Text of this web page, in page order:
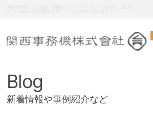
Blog
新着情報や事例紹介など